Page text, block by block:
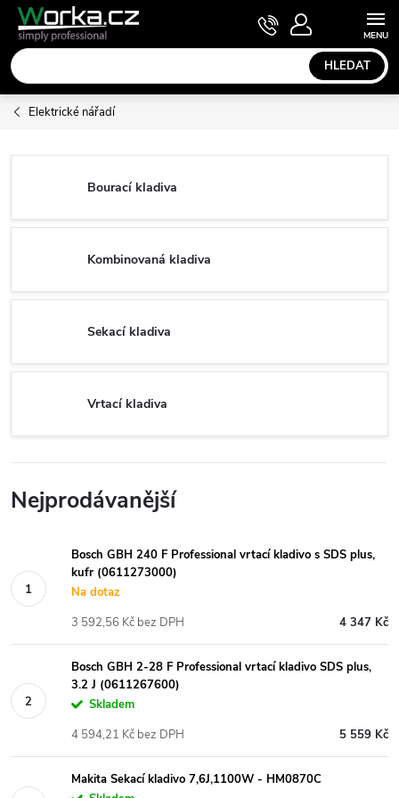
Přejít
obsah
HLEDAT
NÁKUPNÍ
KOŠÍK
Elektrické nářadí
Bourací kladiva
Kombinovaná kladiva
Sekací kladiva
Vrtací kladiva
Nejprodávanější
Bosch GBH 240 F Professional vrtací kladivo s SDS plus,
kufr (0611273000)
Na dotaz
4 347 Kč
3 592,56 Kč bez DPH
Bosch GBH 2-28 F Professional vrtací kladivo SDS plus,
3.2 J (0611267600)
Skladem
5 559 Kč
4 594,21 Kč bez DPH
Makita Sekací kladivo 7,6J,1100W - HM0870C